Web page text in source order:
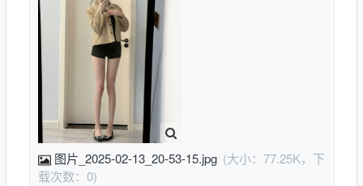
图片_2025-02-13_20-53-15.jpg (大小：77.25K，下
载次数：0)